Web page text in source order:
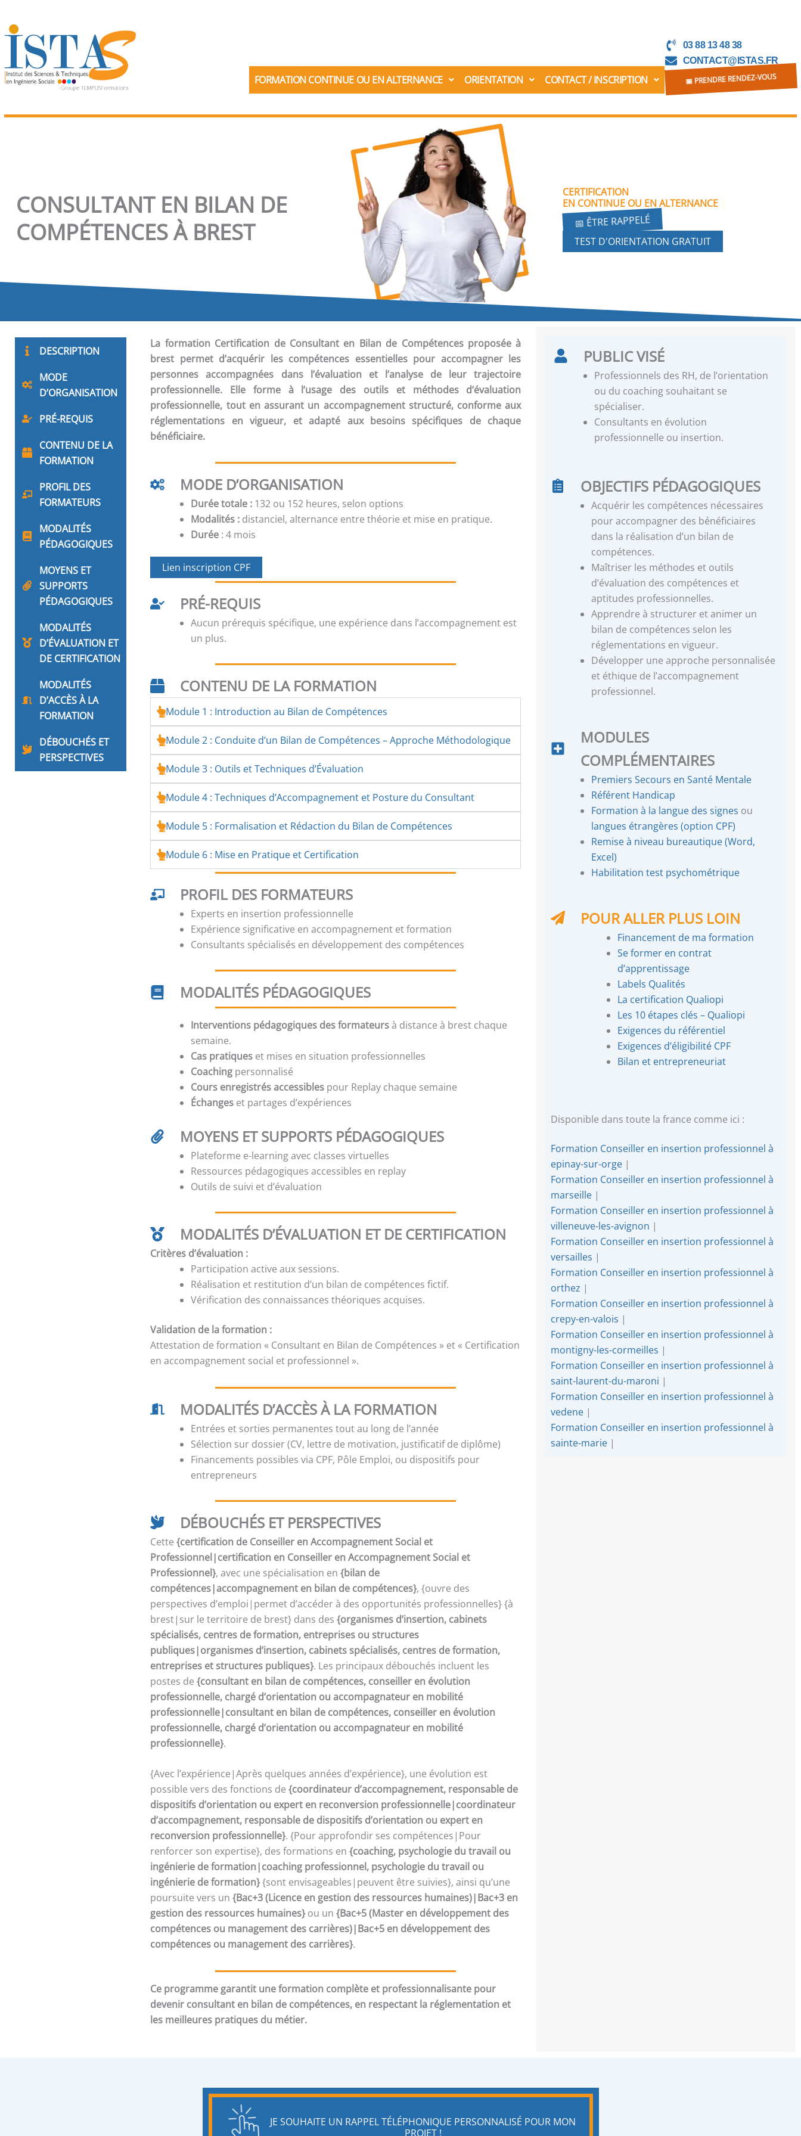
au
contenu
FORMATION CONTINUE OU EN ALTERNANCE ORIENTATION CONTACT / INSCRIPTION
03 88 13 48 38
CONTACT@ISTAS.FR
📅 PRENDRE RENDEZ-VOUS
CONSULTANT EN BILAN DE
COMPÉTENCES À BREST
CERTIFICATION
EN CONTINUE OU EN ALTERNANCE
📅 ÊTRE RAPPELÉ
TEST D'ORIENTATION GRATUIT
DESCRIPTION
MODE
D’ORGANISATION
PRÉ-REQUIS
CONTENU DE LA
FORMATION
PROFIL DES
FORMATEURS
MODALITÉS
PÉDAGOGIQUES
MOYENS ET
SUPPORTS
PÉDAGOGIQUES
MODALITÉS
D’ÉVALUATION ET
DE CERTIFICATION
MODALITÉS
D’ACCÈS À LA
FORMATION
DÉBOUCHÉS ET
PERSPECTIVES
La formation Certification de Consultant en Bilan de Compétencesproposée à
brest permet d’acquérir les compétences essentielles pour accompagner les
personnes accompagnées dans l’évaluation et l’analyse de leur trajectoire
professionnelle. Elle forme à l’usage des outils et méthodes d’évaluation
professionnelle, tout en assurant un accompagnement structuré, conforme aux
réglementations en vigueur, et adapté aux besoins spécifiques de chaque
bénéficiaire.
MODE D’ORGANISATION
Durée totale : 132 ou 152 heures, selon options
Modalités : distanciel, alternance entre théorie et mise en pratique.
Durée : 4 mois
Lien inscription CPF
PRÉ-REQUIS
Aucun prérequis spécifique, une expérience dans l’accompagnement est
un plus.
CONTENU DE LA FORMATION
Module 1 : Introduction au Bilan de Compétences
Module 2 : Conduite d’un Bilan de Compétences – Approche Méthodologique
Module 3 : Outils et Techniques d’Évaluation
Module 4 : Techniques d’Accompagnement et Posture du Consultant
Module 5 : Formalisation et Rédaction du Bilan de Compétences
Module 6 : Mise en Pratique et Certification
PROFIL DES FORMATEURS
Experts en insertion professionnelle
Expérience significative en accompagnement et formation
Consultants spécialisés en développement des compétences
MODALITÉS PÉDAGOGIQUES
Interventions pédagogiques des formateursà distance à brest chaque
semaine.
Cas pratiques et mises en situation professionnelles
Coaching personnalisé
Cours enregistrés accessibles pour Replay chaque semaine
Échanges et partages d’expériences
MOYENS ET SUPPORTS PÉDAGOGIQUES
Plateforme e-learning avec classes virtuelles
Ressources pédagogiques accessibles en replay
Outils de suivi et d’évaluation
MODALITÉS D’ÉVALUATION ET DE CERTIFICATION
Critères d’évaluation :
Participation active aux sessions.
Réalisation et restitution d’un bilan de compétences fictif.
Vérification des connaissances théoriques acquises.
Validation de la formation :
Attestation de formation « Consultant en Bilan de Compétences » et « Certification
en accompagnement social et professionnel ».
MODALITÉS D’ACCÈS À LA FORMATION
Entrées et sorties permanentes tout au long de l’année
Sélection sur dossier (CV, lettre de motivation, justificatif de diplôme)
Financements possibles via CPF, Pôle Emploi, ou dispositifs pour
entrepreneurs
DÉBOUCHÉS ET PERSPECTIVES
Cette{certification de Conseiller en Accompagnement Social et
Professionnel|certification en Conseiller en Accompagnement Social et
Professionnel}, avec une spécialisation en{bilan de
compétences|accompagnement en bilan de compétences}, {ouvre des
perspectives d’emploi|permet d’accéder à des opportunités professionnelles} {à
brest|sur le territoire de brest} dans des{organismes d’insertion, cabinets
spécialisés, centres de formation, entreprises ou structures
publiques|organismes d’insertion, cabinets spécialisés, centres de formation,
entreprises et structures publiques}. Les principaux débouchés incluent les
postes de{consultant en bilan de compétences, conseiller en évolution
professionnelle, chargé d’orientation ou accompagnateur en mobilité
professionnelle|consultant en bilan de compétences, conseiller en évolution
professionnelle, chargé d’orientation ou accompagnateur en mobilité
professionnelle}.
{Avec l’expérience|Après quelques années d’expérience}, une évolution est
possible vers des fonctions de{coordinateur d’accompagnement, responsable de
dispositifs d’orientation ou expert en reconversion professionnelle|coordinateur
d’accompagnement, responsable de dispositifs d’orientation ou expert en
reconversion professionnelle}. {Pour approfondir ses compétences|Pour
renforcer son expertise}, des formations en{coaching, psychologie du travail ou
ingénierie de formation|coaching professionnel, psychologie du travail ou
ingénierie de formation}{sont envisageables|peuvent être suivies}, ainsi qu’une
poursuite vers un{Bac+3 (Licence en gestion des ressources humaines)|Bac+3 en
gestion des ressources humaines}ou un{Bac+5 (Master en développement des
compétences ou management des carrières)|Bac+5 en développement des
compétences ou management des carrières}.
Ce programme garantit une formation complète et professionnalisante pour
devenir consultant en bilan de compétences, en respectant la réglementation et
les meilleures pratiques du métier.
PUBLIC VISÉ
Professionnels des RH, de l’orientation
ou du coaching souhaitant se
spécialiser.
Consultants en évolution
professionnelle ou insertion.
OBJECTIFS PÉDAGOGIQUES
Acquérir les compétences nécessaires
pour accompagner des bénéficiaires
dans la réalisation d’un bilan de
compétences.
Maîtriser les méthodes et outils
d’évaluation des compétences et
aptitudes professionnelles.
Apprendre à structurer et animer un
bilan de compétences selon les
réglementations en vigueur.
Développer une approche personnalisée
et éthique de l’accompagnement
professionnel.
MODULES
COMPLÉMENTAIRES
Premiers Secours en Santé Mentale
Référent Handicap
Formation à la langue des signes ou
langues étrangères (option CPF)
Remise à niveau bureautique (Word,
Excel)
Habilitation test psychométrique
POUR ALLER PLUS LOIN
Financement de ma formation
Se former en contrat
d’apprentissage
Labels Qualités
La certification Qualiopi
Les 10 étapes clés – Qualiopi
Exigences du référentiel
Exigences d’éligibilité CPF
Bilan et entrepreneuriat
Disponible dans toute la france comme ici :
Formation Conseiller en insertion professionnel à
epinay-sur-orge |
Formation Conseiller en insertion professionnel à
marseille |
Formation Conseiller en insertion professionnel à
villeneuve-les-avignon |
Formation Conseiller en insertion professionnel à
versailles |
Formation Conseiller en insertion professionnel à
orthez |
Formation Conseiller en insertion professionnel à
crepy-en-valois |
Formation Conseiller en insertion professionnel à
montigny-les-cormeilles |
Formation Conseiller en insertion professionnel à
saint-laurent-du-maroni |
Formation Conseiller en insertion professionnel à
vedene |
Formation Conseiller en insertion professionnel à
sainte-marie |
JE SOUHAITE UN RAPPEL TÉLÉPHONIQUE PERSONNALISÉ POUR MON
PROJET !